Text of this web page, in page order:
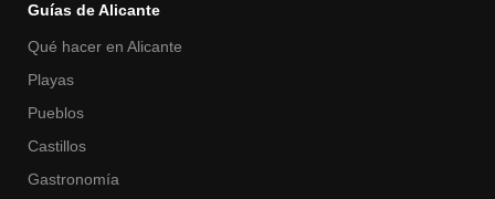
Guías de Alicante
Qué hacer en Alicante
Playas
Pueblos
Castillos
Gastronomía